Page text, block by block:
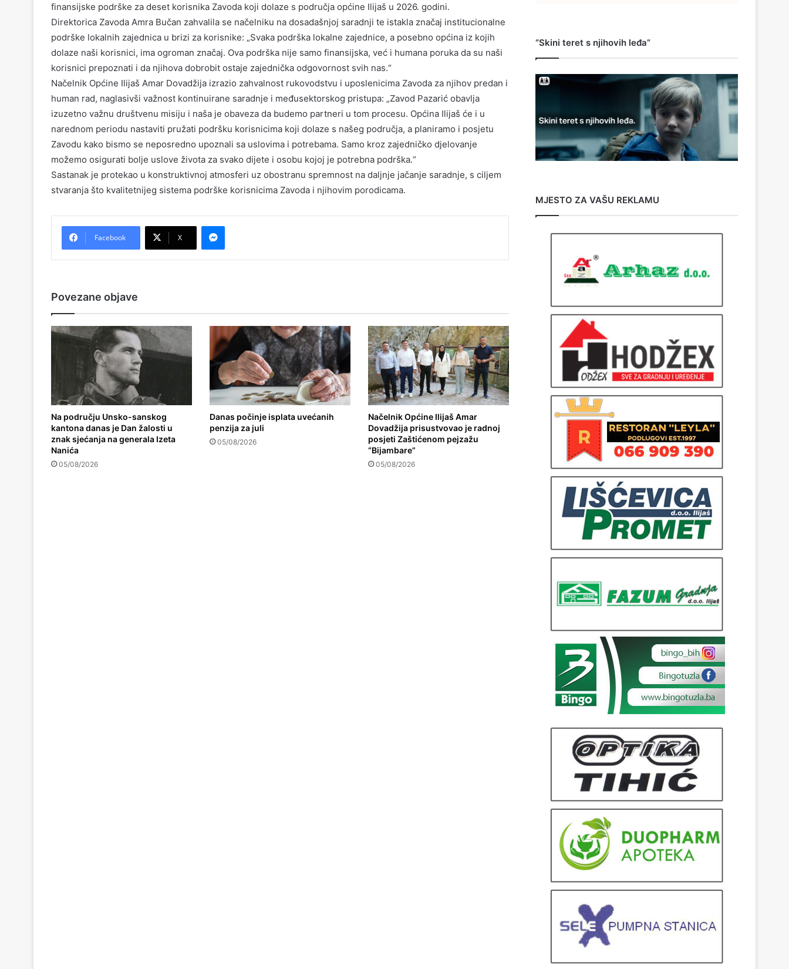
finansijske podrške za deset korisnika Zavoda koji dolaze s područja općine Ilijaš u 2026. godini.
Direktorica Zavoda Amra Bučan zahvalila se načelniku na dosadašnjoj saradnji te istakla značaj institucionalne
podrške lokalnih zajednica u brizi za korisnike: „Svaka podrška lokalne zajednice, a posebno općina iz kojih
dolaze naši korisnici, ima ogroman značaj. Ova podrška nije samo finansijska, već i humana poruka da su naši
korisnici prepoznati i da njihova dobrobit ostaje zajednička odgovornost svih nas.“
Načelnik Općine Ilijaš Amar Dovadžija izrazio zahvalnost rukovodstvu i uposlenicima Zavoda za njihov predan i
human rad, naglasivši važnost kontinuirane saradnje i međusektorskog pristupa: „Zavod Pazarić obavlja
izuzetno važnu društvenu misiju i naša je obaveza da budemo partneri u tom procesu. Općina Ilijaš će i u
narednom periodu nastaviti pružati podršku korisnicima koji dolaze s našeg područja, a planiramo i posjetu
Zavodu kako bismo se neposredno upoznali sa uslovima i potrebama. Samo kroz zajedničko djelovanje
možemo osigurati bolje uslove života za svako dijete i osobu kojoj je potrebna podrška.“
Sastanak je protekao u konstruktivnoj atmosferi uz obostranu spremnost na daljnje jačanje saradnje, s ciljem
stvaranja što kvalitetnijeg sistema podrške korisnicima Zavoda i njihovim porodicama.
Facebook X
Povezane objave
Na području Unsko-sanskog
kantona danas je Dan žalosti u
znak sjećanja na generala Izeta
Nanića
05/08/2026
Danas počinje isplata uvećanih
penzija za juli
05/08/2026
Načelnik Općine Ilijaš Amar
Dovadžija prisustvovao je radnoj
posjeti Zaštićenom pejzažu
“Bijambare”
05/08/2026
“Skini teret s njihovih leđa”
MJESTO ZA VAŠU REKLAMU